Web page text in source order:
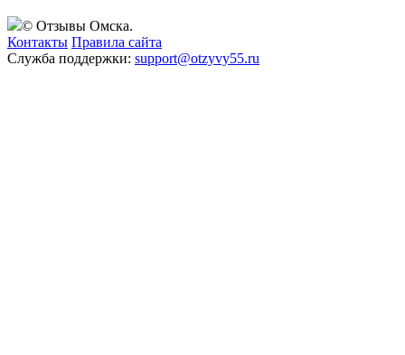
© Отзывы Омска.
Контакты Правила сайта
Служба поддержки: support@otzyvy55.ru